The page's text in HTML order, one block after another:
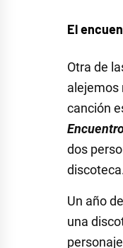
El
Otra de
alejemos
canción
dos
Un año
una